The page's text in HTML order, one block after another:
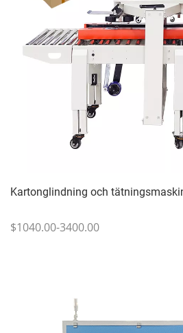
Kartonglindning och
$1040.00-3400.00